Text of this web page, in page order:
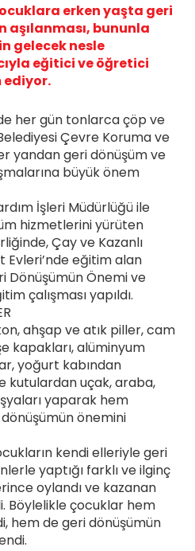
erken yaşta geri
aşılanması, bununla
gelecek nesle
eğitici ve öğretici
her gün tonlarca çöp ve
Çevre Koruma ve
yandan geri dönüşüm ve
büyük önem
İşleri Müdürlüğü ile
hizmetlerini yürüten
Çay ve Kazanlı
Evleri’nde eğitim alan
Dönüşümün Önemi ve
çalışması yapıldı.
ahşap ve atık piller, cam
kapakları, alüminyum
yoğurt kabından
kutulardan uçak, araba,
yaparak hem
önemini
kendi elleriyle geri
yaptığı farklı ve ilginç
oylandı ve kazanan
Böylelikle çocuklar hem
hem de geri dönüşümün